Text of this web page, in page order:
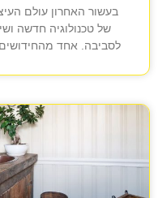
בעשור האחרון עולם
של טכנולוגיה חדשה
לסביבה. אחד מהחידושים